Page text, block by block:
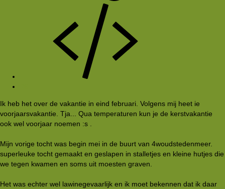
Ik heb het over de vakantie in eind februari. Volgens mij heet ie
voorjaarsvakantie. Tja... Qua temperaturen kun je de kerstvakantie
ook wel voorjaar noemen :s .
Mijn vorige tocht was begin mei in de buurt van 4woudstedenmeer.
superleuke tocht gemaakt en geslapen in stalletjes en kleine hutjes die
we tegen kwamen en soms uit moesten graven.
Het was echter wel lawinegevaarlijk en ik moet bekennen dat ik daar